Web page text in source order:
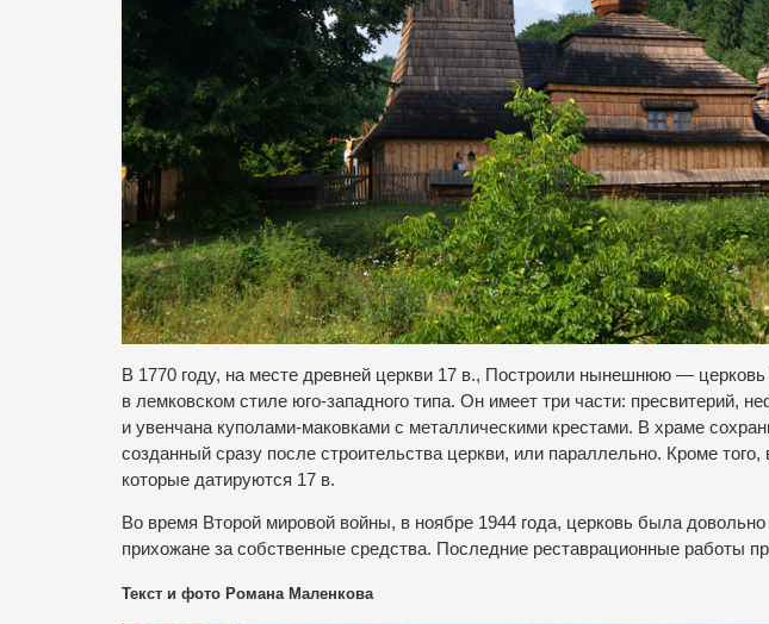
В 1770 году, на месте древней церкви 17 в., Построили нынешнюю —
в лемковском стиле юго-западного типа. Он имеет три части: пресвитерий,
и увенчана куполами-маковками с металлическими крестами. В храме
созданный сразу после строительства церкви, или параллельно. Кроме
которые датируются 17 в.
Во время Второй мировой войны, в ноябре 1944 года, церковь была
прихожане за собственные средства. Последние реставрационные работы
Текст и фото Романа Маленкова